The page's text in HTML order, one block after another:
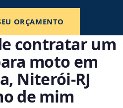
ORÇAMENTO
contratar um
moto em
Niterói‑RJ
de mim